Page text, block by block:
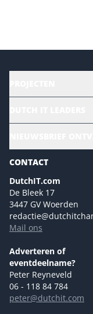
Sustainability | Green IT
Marketing- en
Events- en
Ons team
Colofon
Tip de redactie
Versturen
CONTACT
DutchIT.com
De Bleek 17
3447 GV Woerden
Mail ons
Adverteren of
eventdeelname?
Peter Reyneveld
06 - 118 84 784
peter@dutchit.com